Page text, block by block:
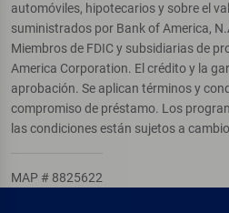
automóviles, hipotecarios y sobre el
suministrados por Bank of America,
Miembros de FDIC y subsidiarias de
America Corporation. El crédito y la
aprobación. Se aplican términos y
compromiso de préstamo. Los
las condiciones están sujetos a
MAP # 8825622